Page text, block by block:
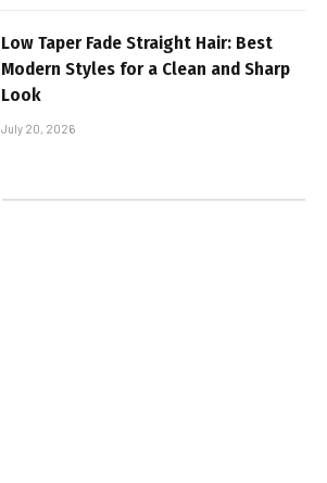
Low Taper Fade Straight Hair: Best
Modern Styles for a Clean and Sharp
Look
July 20, 2026